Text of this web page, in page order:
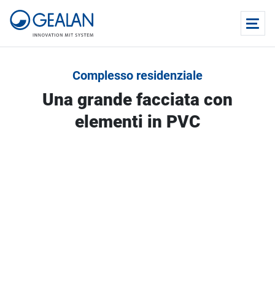
Complesso residenziale
Una grande facciata con
elementi in PVC